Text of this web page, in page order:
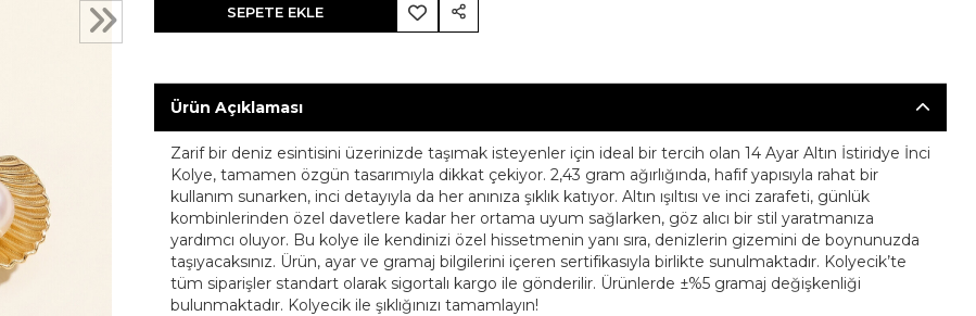
SEPETE EKLE
Ürün Açıklaması
Zarif bir deniz esintisini üzerinizde taşımak isteyenler için ideal bir tercih olan 14 Ayar Altın İstiridye İnci
Kolye, tamamen özgün tasarımıyla dikkat çekiyor. 2,43 gram ağırlığında, hafif yapısıyla rahat bir
kullanım sunarken, inci detayıyla da her anınıza şıklık katıyor. Altın ışıltısı ve inci zarafeti, günlük
kombinlerinden özel davetlere kadar her ortama uyum sağlarken, göz alıcı bir stil yaratmanıza
yardımcı oluyor. Bu kolye ile kendinizi özel hissetmenin yanı sıra, denizlerin gizemini de boynunuzda
taşıyacaksınız. Ürün, ayar ve gramaj bilgilerini içeren sertifikasıyla birlikte sunulmaktadır. Kolyecik’te
tüm siparişler standart olarak sigortalı kargo ile gönderilir. Ürünlerde ±%5 gramaj değişkenliği
bulunmaktadır. Kolyecik ile şıklığınızı tamamlayın!